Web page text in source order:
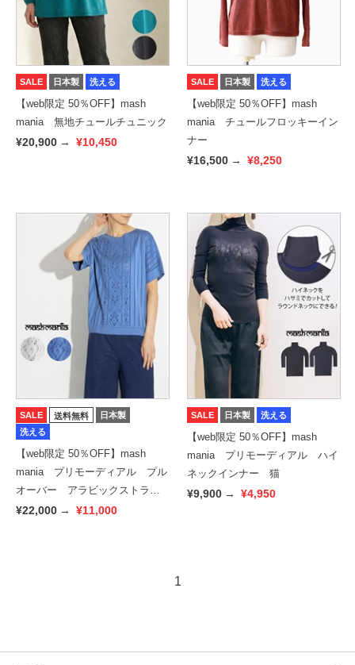
SALE 日本製 洗える
【web限定 50％OFF】mash
mania 無地チュールチュニック
¥20,900 → ¥10,450
SALE 日本製 洗える
【web限定 50％OFF】mash
mania チュールフロッキーイン
ナー
¥16,500 → ¥8,250
SALE 送料無料
日本製
洗える
【web限定 50％OFF】mash
mania プリモーディアル プル
オーバー アラビックストライ
プ
¥22,000 → ¥11,000
SALE 日本製 洗える
【web限定 50％OFF】mash
mania プリモーディアル ハイ
ネックインナー 猫
¥9,900 → ¥4,950
1